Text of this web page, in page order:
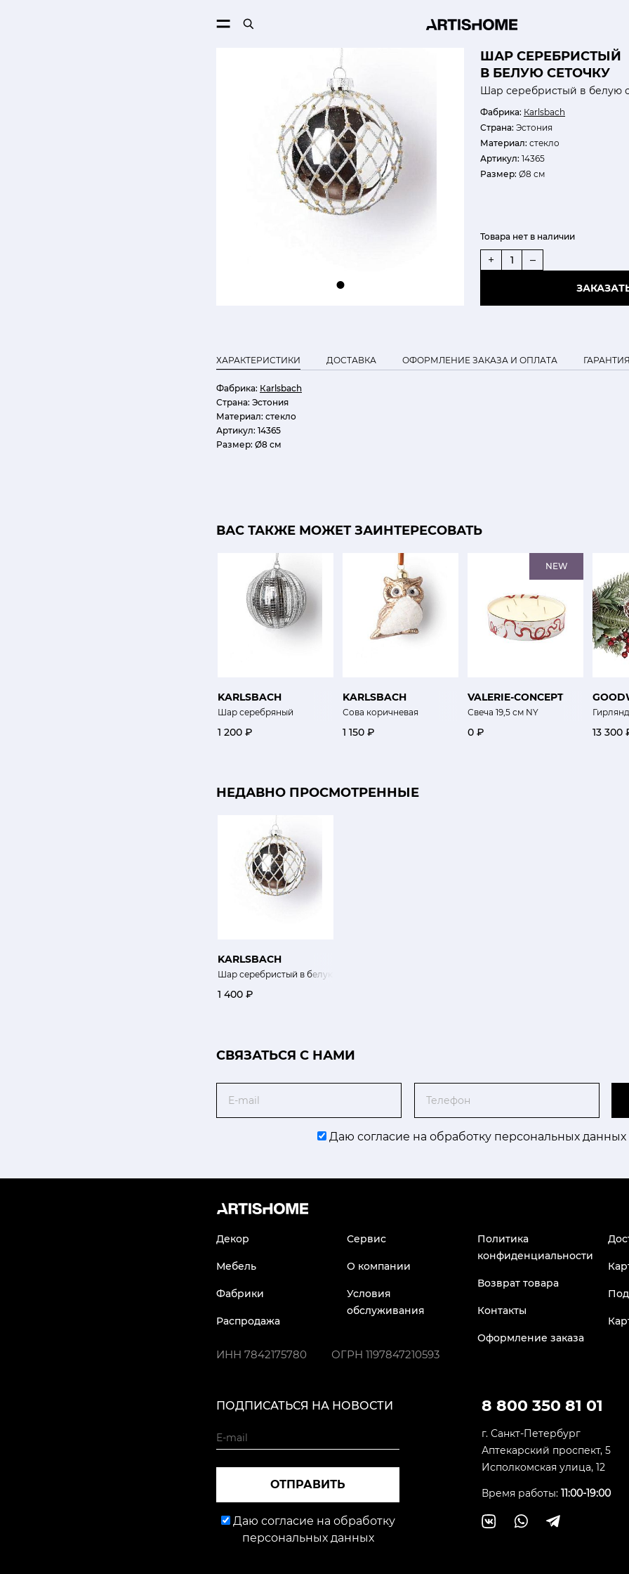
ШАР СЕРЕБРИСТЫЙ
В БЕЛУЮ СЕТОЧКУ
Шар серебристый в белую
Фабрика: Кarlsbach
Страна: Эстония
Материал: стекло
Артикул: 14365
Размер: Ø8 см
Товара нет в наличии
+ –
ХАРАКТЕРИСТИКИ ДОСТАВКА ОФОРМЛЕНИЕ ЗАКАЗА И ОПЛАТА ГАРАНТИЯ
Фабрика: Кarlsbach
Страна: Эстония
Материал: стекло
Артикул: 14365
Размер: Ø8 см
ВАС ТАКЖЕ МОЖЕТ ЗАИНТЕРЕСОВАТЬ
KARLSBACH
Шар серебряный
1 200 ₽
KARLSBACH
Сова коричневая
1 150 ₽
NEW
VALERIE-CONCEPT
Свеча 19,5 см NY
0 ₽ 13 300
НЕДАВНО ПРОСМОТРЕННЫЕ
KARLSBACH
Шар серебристый в белую сеточку
1 400 ₽
CВЯЗАТЬСЯ С НАМИ
Даю согласие на обработку персональных данных
Декор
Мебель
Фабрики
Распродажа
Сервис
О компании
Условия
обслуживания
Политика
конфиденциальности
Возврат товара
Контакты
Оформление заказа
ИНН 7842175780 ОГРН 1197847210593
8 800 350 81 01
г. Санкт-Петербург
Аптекарский проспект, 5
Исполкомская улица, 12
Время работы: 11:00-19:00
ПОДПИСАТЬСЯ НА НОВОСТИ
ОТПРАВИТЬ
Даю согласие на обработку
персональных данных